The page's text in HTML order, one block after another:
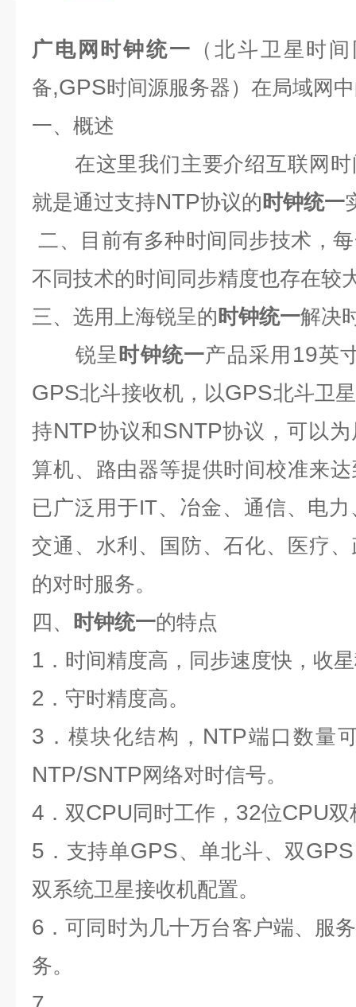
广电网时钟统一 （北斗卫星时
备,GPS时间源服务器）在局域网
一、概述
在这里我们主要介绍互联网时
就是通过支持NTP协议的时钟统一
二、
目前有多种时间同步技术，
不同技术的时间同步精度也存在较
三、选用上海锐呈的时钟统一解决
锐呈时钟统一产品采用 19英
GPS北斗接收机，以GPS北斗卫
持NTP协议和SNTP协议，可以
算机、路由器等提供时间校准来
已广泛用于IT、冶金、通信、电
交通、水利、国防、石化、医疗
的对时服务。
四、 时钟统一的特点
1 ．时间精度高，同步速度快，收
2 ．守时精度高。
3 ．模块化结构， NTP端口数量
NTP/SNTP网络对时信号。
4 ．双CPU 同时工作， 32位CPU双
5 ．支持单GPS、单北斗、双GPS
双系统卫星接收机配置。
6 ．可同时为几十万台客户端、服
务。